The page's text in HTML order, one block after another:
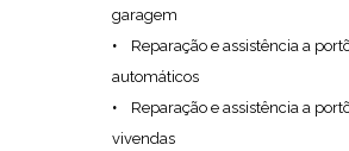
garagem
Reparação e assistência a
automáticos
Reparação e assistência a
vivendas